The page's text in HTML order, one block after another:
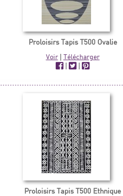
Proloisirs Tapis T500 Ovalie
Voir| Télécharger
|
|
Proloisirs Tapis T500 Ethnique